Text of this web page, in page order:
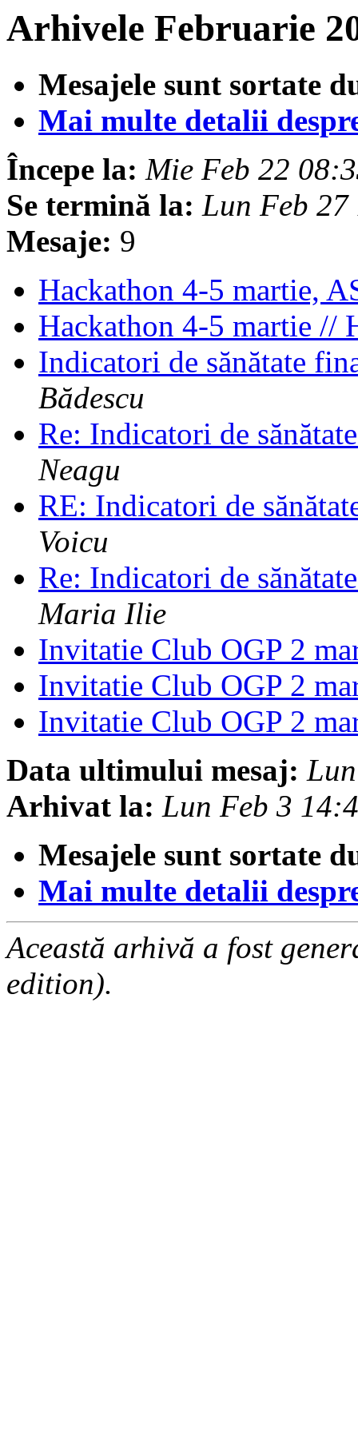
Arhivele Februarie
Mesajele sunt sortate
Mai multe detalii
Începe la: Mie Feb 22
Se termină la: Lun Feb
Mesaje: 9
Hackathon 4-5 martie,
Hackathon 4-5 martie //
Indicatori de sănătate
Bădescu
Re: Indicatori de
Neagu
RE: Indicatori de
Voicu
Re: Indicatori de
Maria Ilie
Invitatie Club OGP 2
Invitatie Club OGP 2
Invitatie Club OGP 2
Data ultimului mesaj:
Arhivat la: Lun Feb 3
Mesajele sunt sortate
Mai multe detalii
Această arhivă a fost
edition).